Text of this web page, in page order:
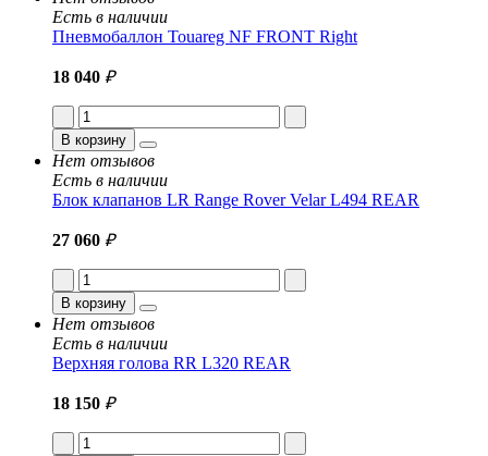
Есть в наличии
Пневмобаллон Touareg NF FRONT Right
18 040 ₽
В корзину
Нет отзывов
Есть в наличии
Блок клапанов LR Range Rover Velar L494 REAR
27 060 ₽
В корзину
Нет отзывов
Есть в наличии
Верхняя голова RR L320 REAR
18 150 ₽